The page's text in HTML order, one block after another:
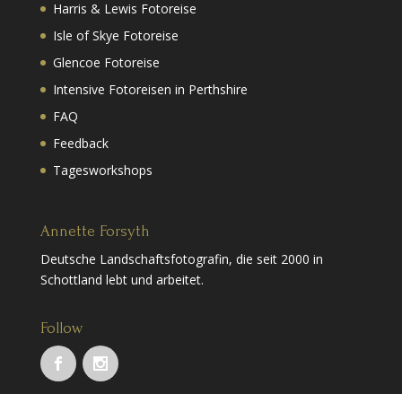
Harris & Lewis Fotoreise
Isle of Skye Fotoreise
Glencoe Fotoreise
Intensive Fotoreisen in Perthshire
FAQ
Feedback
Tagesworkshops
Annette Forsyth
Deutsche Landschaftsfotografin, die seit 2000 in
Schottland lebt und arbeitet.
Follow